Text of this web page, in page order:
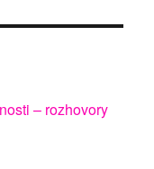
– rozhovory